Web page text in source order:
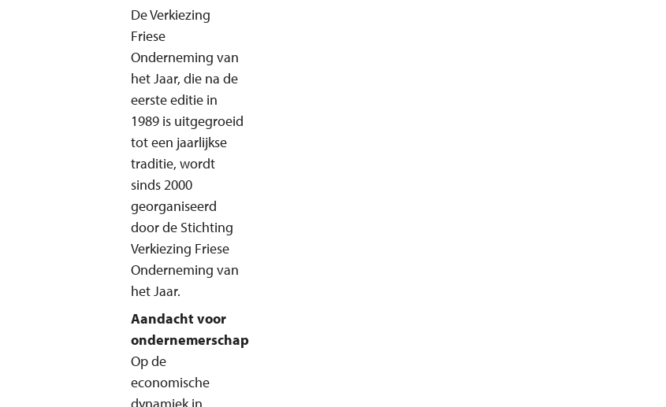
De Verkiezing
Friese
Onderneming van
het Jaar, die na de
eerste editie in
1989 is uitgegroeid
tot een jaarlijkse
traditie, wordt
sinds 2000
georganiseerd
door de Stichting
Verkiezing Friese
Onderneming van
het Jaar.
Aandacht voor
ondernemerschap
Op de
economische